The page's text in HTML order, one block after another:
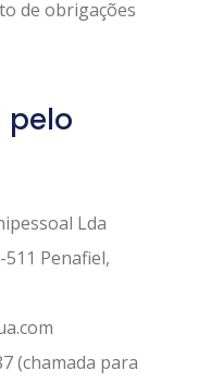
de obrigações
pelo
Lda
511 Penafiel,
(chamada para